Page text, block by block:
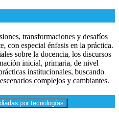
transformaciones y desafíos
con especial énfasis en la práctica.
sobre la docencia, los discursos
inicial, primaria, de nivel
institucionales, buscando
complejos y cambiantes.
por tecnologías